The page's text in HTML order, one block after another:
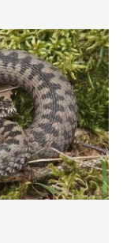
Він
знайти
собачого зуба.
навесні та